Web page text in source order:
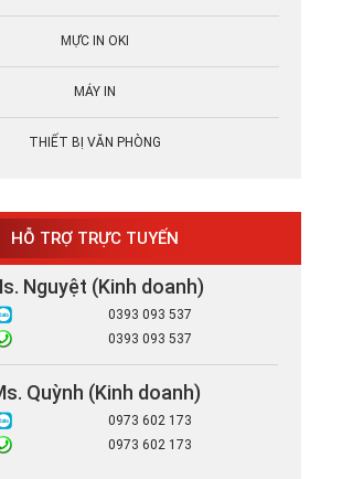
MỰC IN OKI
MÁY IN
THIẾT BỊ VĂN PHÒNG
HỖ TRỢ TRỰC TUYẾN
Nguyệt (Kinh doanh)
0393 093 537
0393 093 537
Quỳnh (Kinh doanh)
0973 602 173
0973 602 173